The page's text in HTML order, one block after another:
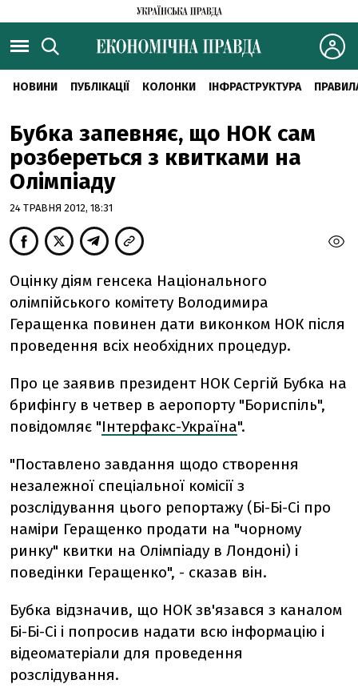
НОВИНИ ПУБЛІКАЦІЇ КОЛОНКИ ІНФРАСТРУКТУРА
Бубка запевняє, що НОК сам
розбереться з квитками на
Олімпіаду
24 ТРАВНЯ 2012, 18:31
Оцінку діям генсека Національного
олімпійського комітету Володимира
Геращенка повинен дати виконком НОК після
проведення всіх необхідних процедур.
Про це заявив президент НОК Сергій Бубка на
брифінгу в четвер в аеропорту "Бориспіль",
повідомляє "Інтерфакс-Україна".
"Поставлено завдання щодо створення
незалежної спеціальної комісії з
розслідування цього репортажу (Бі-Бі-Сі про
наміри Геращенко продати на "чорному
ринку" квитки на Олімпіаду в Лондоні) і
поведінки Геращенко", - сказав він.
Бубка відзначив, що НОК зв'язався з каналом
Бі-Бі-Сі і попросив надати всю інформацію і
відеоматеріали для проведення
розслідування.